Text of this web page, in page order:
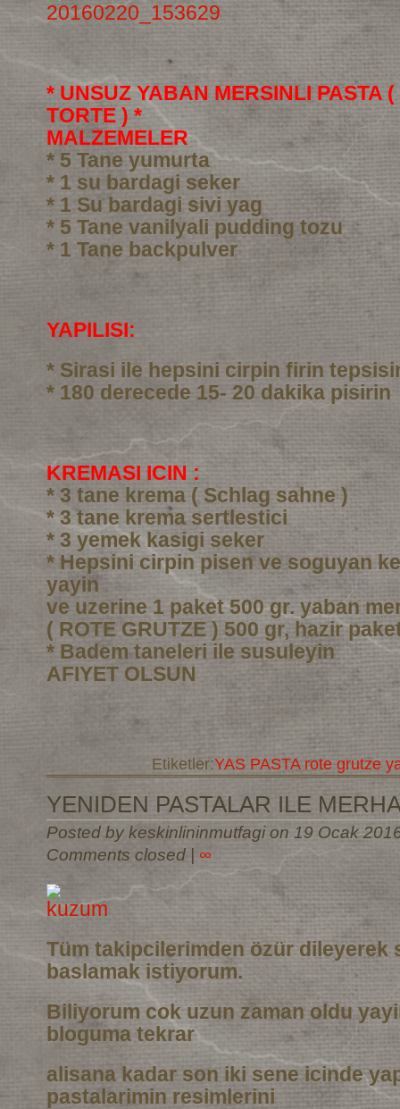
* UNSUZ YABAN MERSINLI PASTA
TORTE ) *
MALZEMELER
* 5 Tane yumurta
* 1 su bardagi seker
* 1 Su bardagi sivi yag
* 5 Tane vanilyali pudding tozu
* 1 Tane backpulver
YAPILISI:
* Sirasi ile hepsini cirpin firin
* 180 derecede 15- 20 dakika pisirin
KREMASI ICIN :
* 3 tane krema ( Schlag sahne )
* 3 tane krema sertlestici
* 3 yemek kasigi seker
* Hepsini cirpin pisen ve soguyan
yayin
ve uzerine 1 paket 500 gr. yaban
( ROTE GRUTZE ) 500 gr, hazir
* Badem taneleri ile susuleyin
AFIYET OLSUN
Etiketler:YAS PASTA rote grutze
YENIDEN PASTALAR ILE
Posted by keskinlininmutfagi on 19 Ocak
Comments closed| ∞
Tüm takipcilerimden özür dileyerek
baslamak istiyorum.
Biliyorum cok uzun zaman oldu
bloguma tekrar
alisana kadar son iki sene icinde
pastalarimin resimlerini